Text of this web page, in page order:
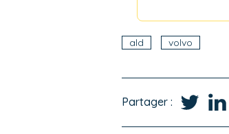
ald volvo
Partager :